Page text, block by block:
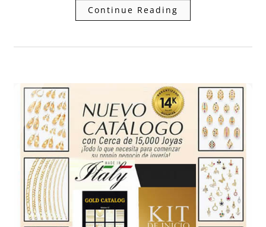
Continue Reading